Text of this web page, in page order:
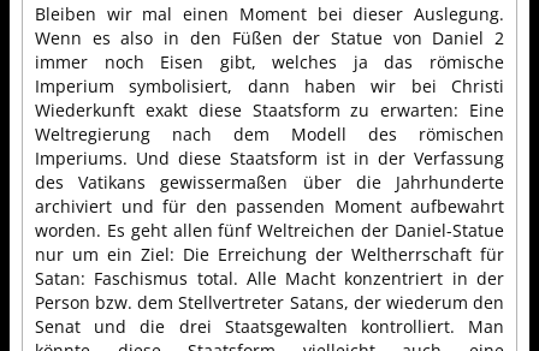
Bleiben wir mal einen Moment bei dieser Auslegung.
Wenn es also in den Füßen der Statue von Daniel 2
immer noch Eisen gibt, welches ja das römische
Imperium symbolisiert, dann haben wir bei Christi
Wiederkunft exakt diese Staatsform zu erwarten: Eine
Weltregierung nach dem Modell des römischen
Imperiums. Und diese Staatsform ist in der Verfassung
des Vatikans gewissermaßen über die Jahrhunderte
archiviert und für den passenden Moment aufbewahrt
worden. Es geht allen fünf Weltreichen der Daniel-Statue
nur um ein Ziel: Die Erreichung der Weltherrschaft für
Satan: Faschismus total. Alle Macht konzentriert in der
Person bzw. dem Stellvertreter Satans, der wiederum den
Senat und die drei Staatsgewalten kontrolliert. Man